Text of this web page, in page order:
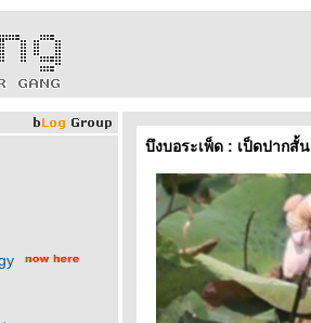
บึงบอระเพ็ด : เป็ดปากสั้น